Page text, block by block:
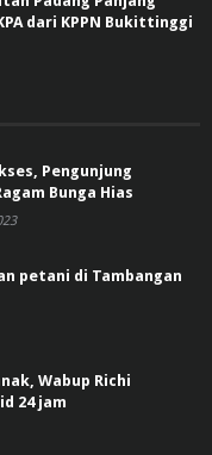
dari KPPN Bukittinggi
Pengunjung
Bunga Hias
petani di Tambangan
Wabup Richi
24 jam